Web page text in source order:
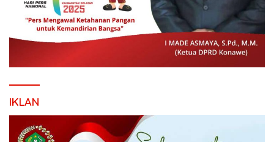
IKLAN